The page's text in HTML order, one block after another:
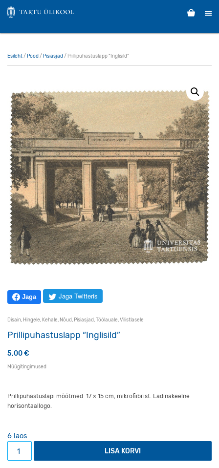
Esileht/ Pood / Pisiasjad / Prillipuhastuslapp “Inglisild”
Jaga Jaga Twitteris
Disain, Hingele, Kehale, Nõud, Pisiasjad,Töölauale,Vilistlasele
Prillipuhastuslapp “Inglisild”
5,00€
Müügitingimused
Prillipuhastuslapi mõõtmed 17 × 15 cm, mikrofiibrist. Ladinakeelne
horisontaallogo.
6 laos
Prillipuhastuslapp "Inglisild" kogus
LISA KORVI